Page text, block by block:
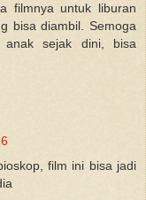
filmnya untuk liburan
bisa diambil. Semoga
anak sejak dini, bisa
film ini bisa jadi